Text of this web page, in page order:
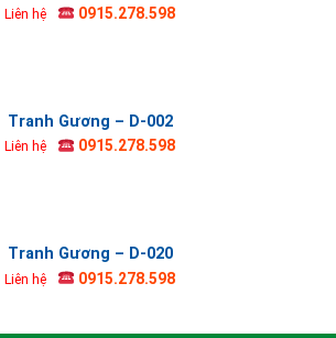
Liên hệ 0915.278.598
Tranh Gương – D-002
Liên hệ 0915.278.598
Tranh Gương – D-020
Liên hệ 0915.278.598